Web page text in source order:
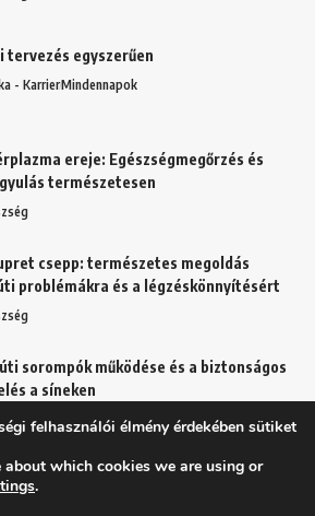
tervezés egyszerűen
- KarrierMindennapok
ereje: Egészségmegőrzés és
természetesen
csepp: természetes megoldás
problémákra és a légzéskönnyítésért
sorompók működése és a biztonságos
a síneken
felhasználói élmény érdekében sütiket
which cookies we are using or
.